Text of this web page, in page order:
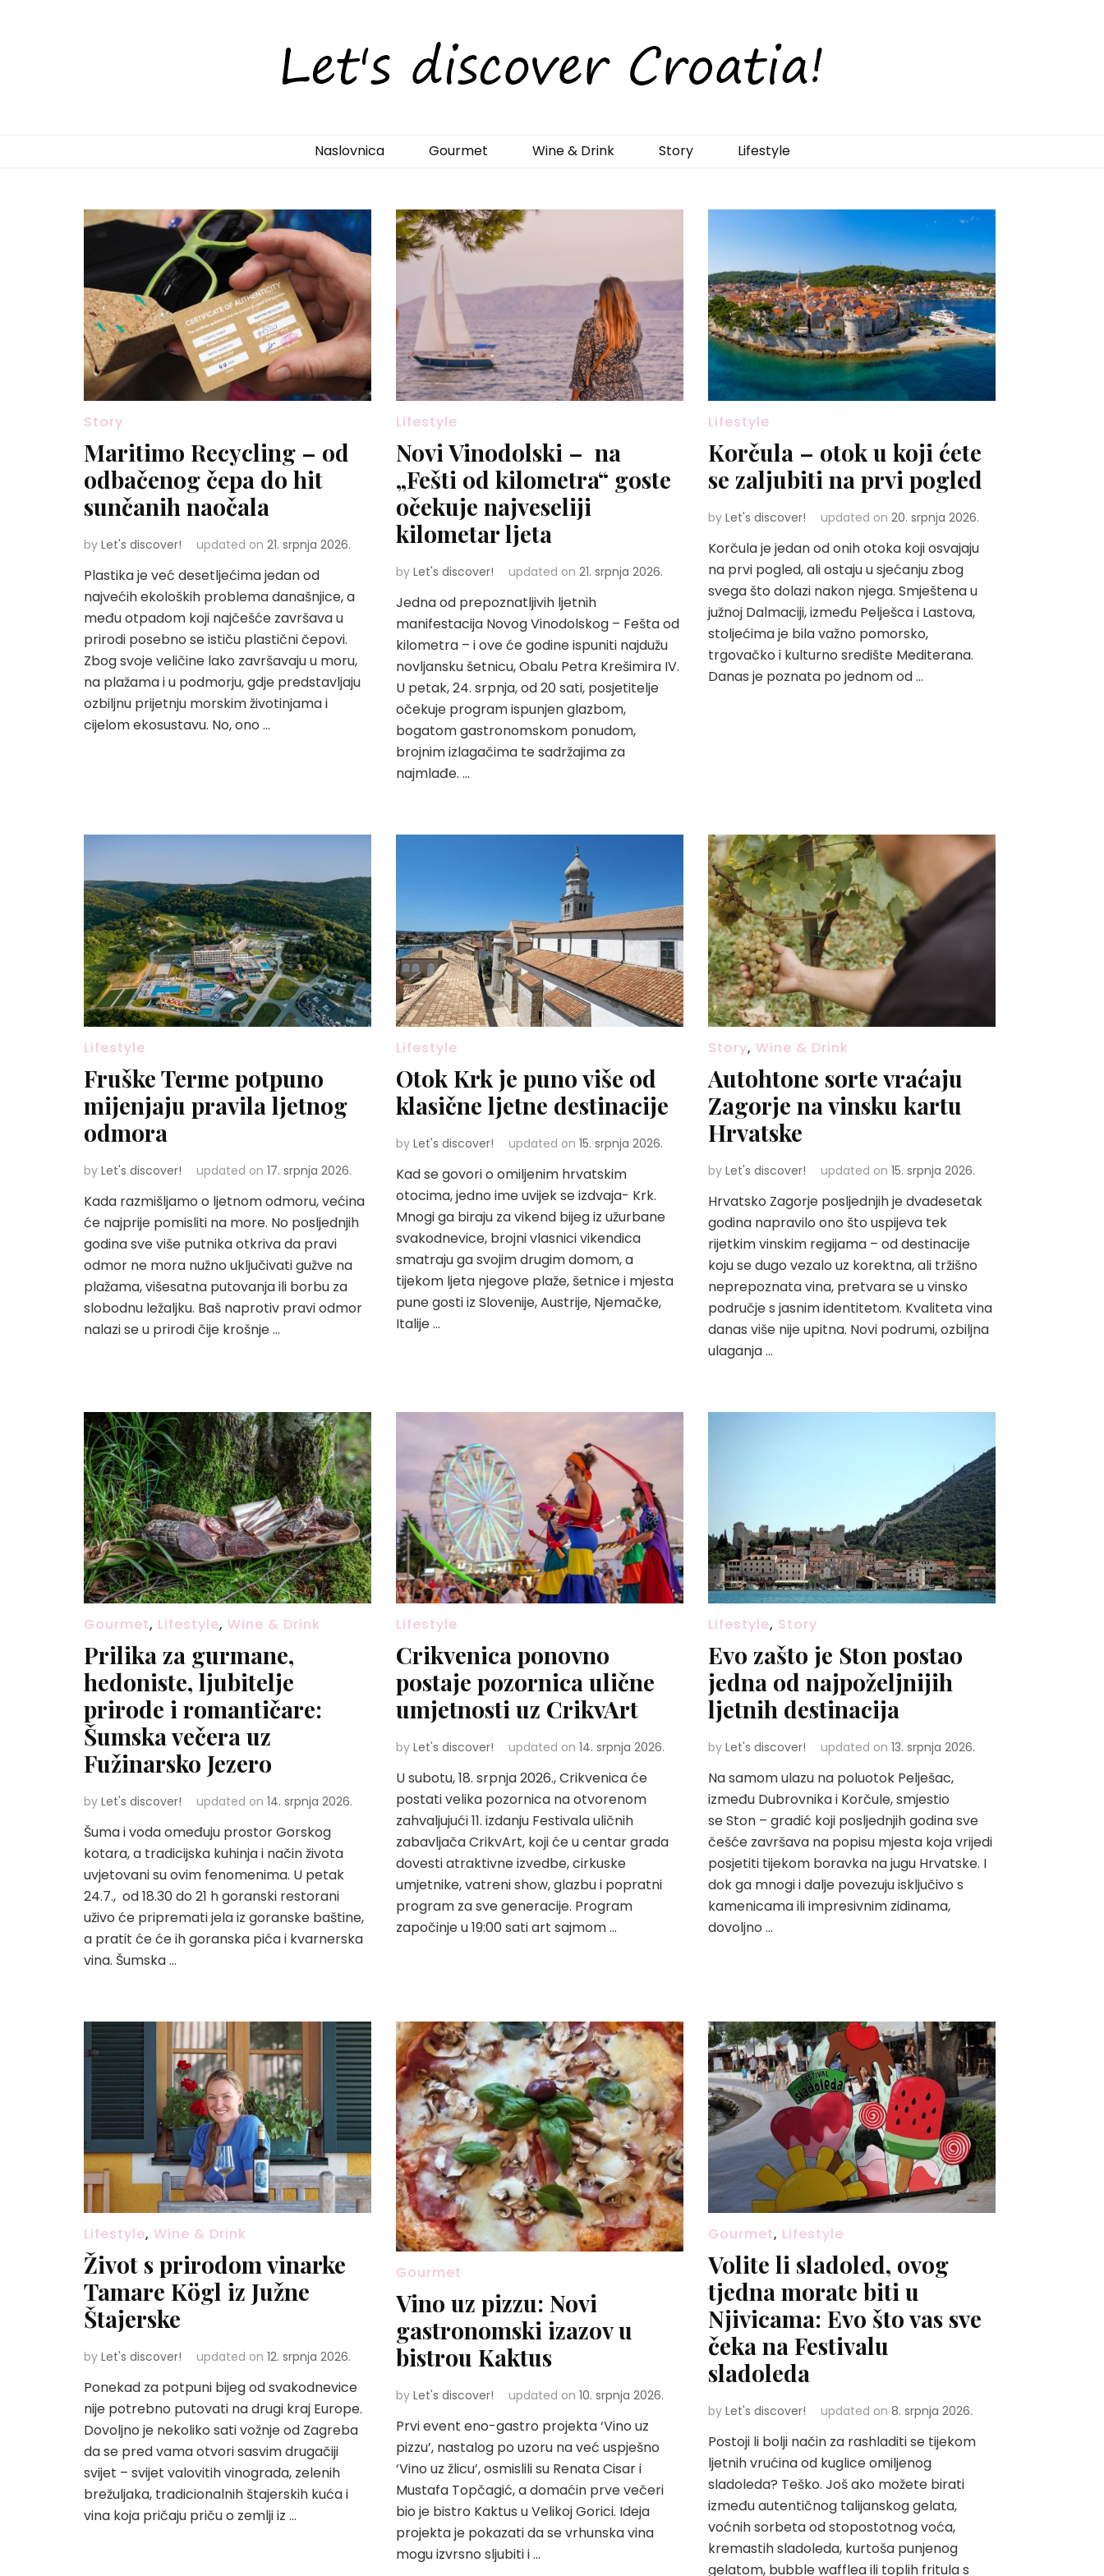
LetsDiscoverCroatia
Naslovnica Gourmet Wine & Drink Story Lifestyle
Story
Maritimo Recycling – od
odbačenog čepa do hit
sunčanih naočala
by Let's discover! updated on 21. srpnja 2026.
Plastika je već desetljećima jedan od
najvećih ekoloških problema današnjice, a
među otpadom koji najčešće završava u
prirodi posebno se ističu plastični čepovi.
Zbog svoje veličine lako završavaju u moru,
na plažama i u podmorju, gdje predstavljaju
ozbiljnu prijetnju morskim životinjama i
cijelom ekosustavu. No, ono …
Lifestyle
Novi Vinodolski – na
„Fešti od kilometra“ goste
očekuje najveseliji
kilometar ljeta
by Let's discover! updated on 21. srpnja 2026.
Jedna od prepoznatljivih ljetnih
manifestacija Novog Vinodolskog – Fešta od
kilometra – i ove će godine ispuniti najdužu
novljansku šetnicu, Obalu Petra Krešimira IV.
U petak, 24. srpnja, od 20 sati, posjetitelje
očekuje program ispunjen glazbom,
bogatom gastronomskom ponudom,
brojnim izlagačima te sadržajima za
najmlađe. …
Lifestyle
Korčula – otok u koji ćete
se zaljubiti na prvi pogled
by Let's discover! updated on 20. srpnja 2026.
Korčula je jedan od onih otoka koji osvajaju
na prvi pogled, ali ostaju u sjećanju zbog
svega što dolazi nakon njega. Smještena u
južnoj Dalmaciji, između Pelješca i Lastova,
stoljećima je bila važno pomorsko,
trgovačko i kulturno središte Mediterana.
Danas je poznata po jednom od …
Lifestyle
Fruške Terme potpuno
mijenjaju pravila ljetnog
odmora
by Let's discover! updated on 17. srpnja 2026.
Kada razmišljamo o ljetnom odmoru, većina
će najprije pomisliti na more. No posljednjih
godina sve više putnika otkriva da pravi
odmor ne mora nužno uključivati gužve na
plažama, višesatna putovanja ili borbu za
slobodnu ležaljku. Baš naprotiv pravi odmor
nalazi se u prirodi čije krošnje …
Lifestyle
Otok Krk je puno više od
klasične ljetne destinacije
by Let's discover! updated on 15. srpnja 2026.
Kad se govori o omiljenim hrvatskim
otocima, jedno ime uvijek se izdvaja- Krk.
Mnogi ga biraju za vikend bijeg iz užurbane
svakodnevice, brojni vlasnici vikendica
smatraju ga svojim drugim domom, a
tijekom ljeta njegove plaže, šetnice i mjesta
pune gosti iz Slovenije, Austrije, Njemačke,
Italije …
Story, Wine & Drink
Autohtone sorte vraćaju
Zagorje na vinsku kartu
Hrvatske
by Let's discover! updated on 15. srpnja 2026.
Hrvatsko Zagorje posljednjih je dvadesetak
godina napravilo ono što uspijeva tek
rijetkim vinskim regijama – od destinacije
koju se dugo vezalo uz korektna, ali tržišno
neprepoznata vina, pretvara se u vinsko
područje s jasnim identitetom. Kvaliteta vina
danas više nije upitna. Novi podrumi, ozbiljna
ulaganja …
Gourmet, Lifestyle, Wine & Drink
Prilika za gurmane,
hedoniste, ljubitelje
prirode i romantičare:
Šumska večera uz
Fužinarsko Jezero
by Let's discover! updated on 14. srpnja 2026.
Šuma i voda omeđuju prostor Gorskog
kotara, a tradicijska kuhinja i način života
uvjetovani su ovim fenomenima. U petak
24.7., od 18.30 do 21 h goranski restorani
uživo će pripremati jela iz goranske baštine,
a pratit će će ih goranska pića i kvarnerska
vina. Šumska …
Lifestyle
Crikvenica ponovno
postaje pozornica ulične
umjetnosti uz CrikvArt
by Let's discover! updated on 14. srpnja 2026.
U subotu, 18. srpnja 2026., Crikvenica će
postati velika pozornica na otvorenom
zahvaljujući 11. izdanju Festivala uličnih
zabavljača CrikvArt, koji će u centar grada
dovesti atraktivne izvedbe, cirkuske
umjetnike, vatreni show, glazbu i popratni
program za sve generacije. Program
započinje u 19:00 sati art sajmom …
Lifestyle, Story
Evo zašto je Ston postao
jedna od najpoželjnijih
ljetnih destinacija
by Let's discover! updated on 13. srpnja 2026.
Na samom ulazu na poluotok Pelješac,
između Dubrovnika i Korčule, smjestio
se Ston – gradić koji posljednjih godina sve
češće završava na popisu mjesta koja vrijedi
posjetiti tijekom boravka na jugu Hrvatske. I
dok ga mnogi i dalje povezuju isključivo s
kamenicama ili impresivnim zidinama,
dovoljno …
Lifestyle, Wine & Drink
Život s prirodom vinarke
Tamare Kögl iz Južne
Štajerske
by Let's discover! updated on 12. srpnja 2026.
Ponekad za potpuni bijeg od svakodnevice
nije potrebno putovati na drugi kraj Europe.
Dovoljno je nekoliko sati vožnje od Zagreba
da se pred vama otvori sasvim drugačiji
svijet – svijet valovitih vinograda, zelenih
brežuljaka, tradicionalnih štajerskih kuća i
vina koja pričaju priču o zemlji iz …
Gourmet
Vino uz pizzu: Novi
gastronomski izazov u
bistrou Kaktus
by Let's discover! updated on 10. srpnja 2026.
Prvi event eno-gastro projekta ‘Vino uz
pizzu’, nastalog po uzoru na već uspješno
‘Vino uz žlicu’, osmislili su Renata Cisar i
Mustafa Topčagić, a domaćin prve večeri
bio je bistro Kaktus u Velikoj Gorici. Ideja
projekta je pokazati da se vrhunska vina
mogu izvrsno sljubiti i …
Gourmet, Lifestyle
Volite li sladoled, ovog
tjedna morate biti u
Njivicama: Evo što vas sve
čeka na Festivalu
sladoleda
by Let's discover! updated on 8. srpnja 2026.
Postoji li bolji način za rashladiti se tijekom
ljetnih vrućina od kuglice omiljenog
sladoleda? Teško. Još ako možete birati
između autentičnog talijanskog gelata,
voćnih sorbeta od stopostotnog voća,
kremastih sladoleda, kurtoša punjenog
gelatom, bubble wafflea ili toplih fritula s